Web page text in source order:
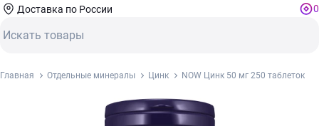
Доставка по России 0
Главная Отдельные минералы Цинк NOW Цинк 50 мг 250 таблеток